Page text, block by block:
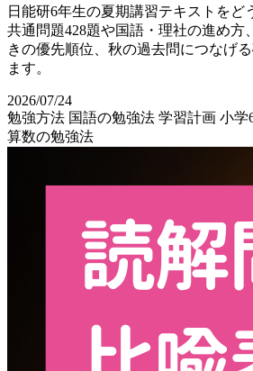
日能研6年生の夏期講習テキストをど
共通問題428題や国語・理社の進め方
きの優先順位、秋の過去問につなげ
ます。
2026/07/24
勉強方法 国語の勉強法 学習計画 小学
算数の勉強法